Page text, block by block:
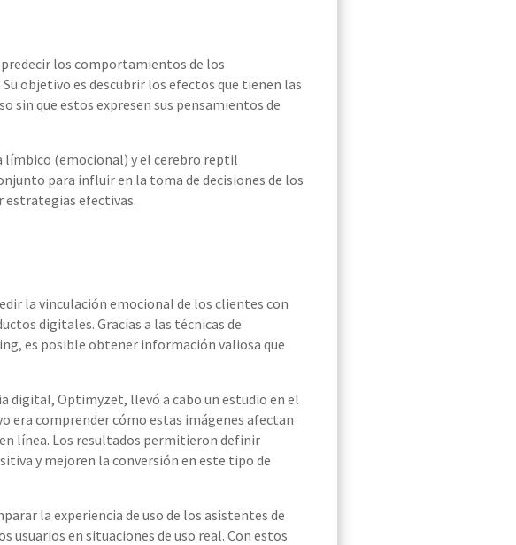
predecir los comportamientos de los
objetivo es descubrir los efectos que tienen las
sin que estos expresen sus pensamientos de
límbico (emocional) y el cerebro reptil
para influir en la toma de decisiones de los
estrategias efectivas.
la vinculación emocional de los clientes con
digitales. Gracias a las técnicas de
es posible obtener información valiosa que
digital, Optimyzet, llevó a cabo un estudio en el
era comprender cómo estas imágenes afectan
línea. Los resultados permitieron definir
y mejoren la conversión en este tipo de
la experiencia de uso de los asistentes de
usuarios en situaciones de uso real. Con estos